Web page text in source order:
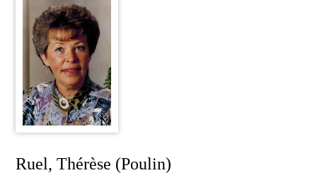
Ruel, Thérèse (Poulin)